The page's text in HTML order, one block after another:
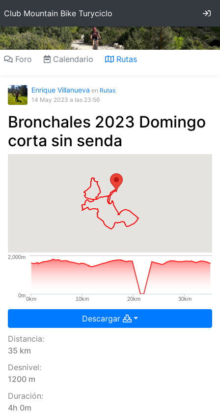
Club Mountain Bike Turyciclo
Foro Calendario Rutas
Enrique Villanueva en Rutas
14 May 2023 a las 23:56
Bronchales 2023 Domingo
corta sin senda
0km 10km 20km 30km
0m
2,000m
Descargar
Distancia:
35 km
Desnivel:
1200 m
Duración:
4h 0m